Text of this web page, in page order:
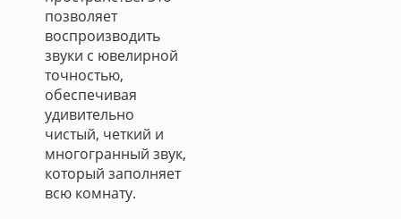
позволяет
воспроизводить
звуки с ювелирной
точностью,
обеспечивая
удивительно
чистый, четкий и
многогранный звук,
который заполняет
всю комнату.